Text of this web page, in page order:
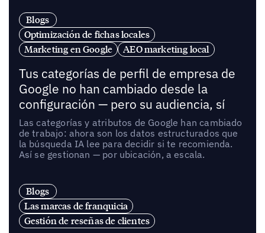
Blogs
Optimización de fichas locales
Marketing en Google
AEO marketing local
Tus categorías de perfil de empresa de
Google no han cambiado desde la
configuración — pero su audiencia, sí
Las categorías y atributos de Google han cambiado
de trabajo: ahora son los datos estructurados que
la búsqueda IA lee para decidir si te recomienda.
Así se gestionan — por ubicación, a escala.
Blogs
Las marcas de franquicia
Gestión de reseñas de clientes